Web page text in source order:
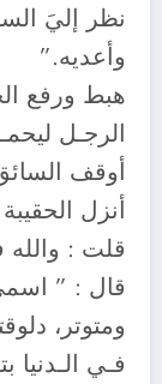
نظر إليَ
وأعديه.”
هبط ورفع
الرجـل
أوقف
أنزل
قلت : والله
قال : ”
ومتوتر،
فـي